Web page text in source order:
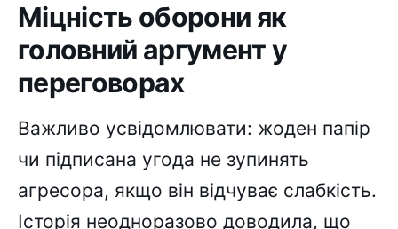
Міцність оборони як
головний аргумент у
переговорах
Важливо усвідомлювати: жоден папір
чи підписана угода не зупинять
агресора, якщо він відчуває слабкість.
Історія неодноразово доводила, що